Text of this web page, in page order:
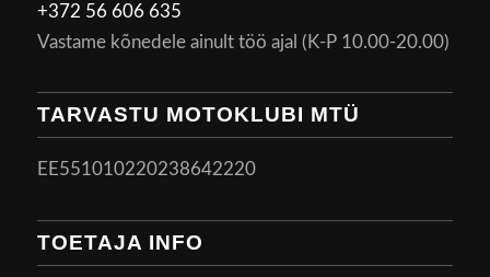
+372 56 606 635
Vastame kõnedele ainult töö ajal (K-P 10.00-20.00)
TARVASTU MOTOKLUBI MTÜ
EE551010220238642220
TOETAJA INFO